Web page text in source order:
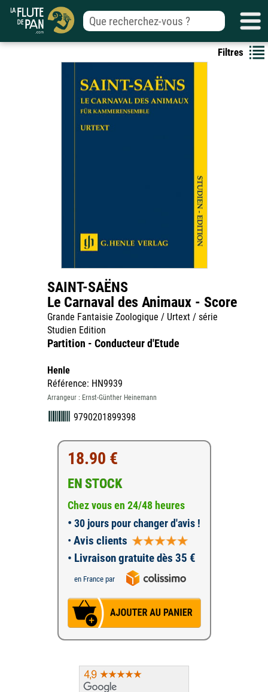
Filtres
SAINT-SAËNS
Le Carnaval des Animaux - Score
Grande Fantaisie Zoologique / Urtext / série
Studien Edition
Partition - Conducteur d'Etude
Henle
Référence: HN9939
Arrangeur : Ernst-Günther Heinemann
9790201899398
18.90 €
EN STOCK
Chez vous en 24/48 heures
• 30 jours pour changer d'avis !
• Avis clients
• Livraison gratuite dès 35 €
en France par